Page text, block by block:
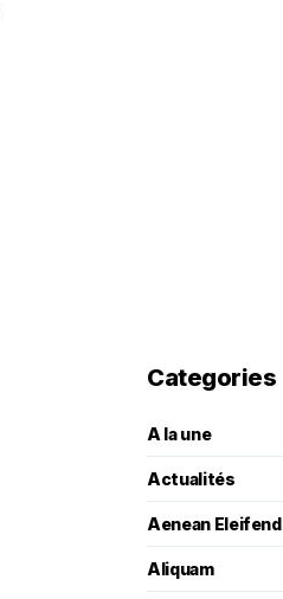
Categories
A la une
Actualités
Aenean Eleifend
Aliquam